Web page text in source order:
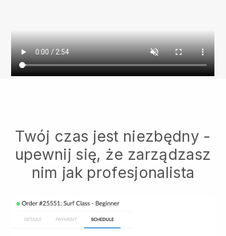
Twój czas jest niezbędny -
upewnij się, że zarządzasz
nim jak profesjonalista